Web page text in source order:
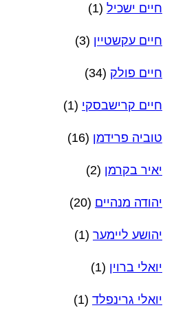
חיים ישכיל (1)
חיים עקשטיין (3)
חיים פולק (34)
חיים קרישבסקי (1)
טוביה פרידמן (16)
יאיר בקרמן (2)
יהודה מנהיים (20)
יהושע ליימער (1)
יואלי ברוין (1)
יואלי גרינפלד (1)